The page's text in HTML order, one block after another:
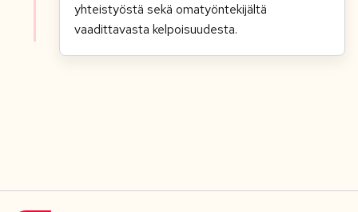
yhteistyöstä sekä omatyöntekijältä
vaadittavasta kelpoisuudesta.